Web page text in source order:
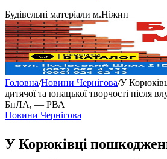
Будівельні матеріали м.Ніжин
Головна/Новини Чернігова/У
дитячої та юнацької творчості після
БпЛА, — РВА
Новини Чернігова
У Корюківці